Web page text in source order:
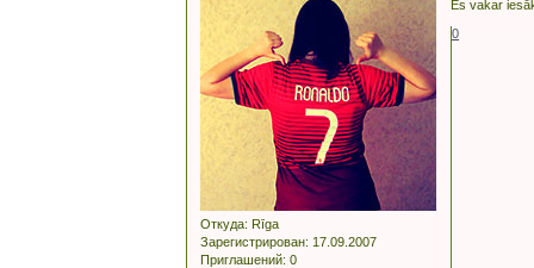
Откуда: Rīga
Зарегистрирован: 17.09.2007
Приглашений: 0
Es vakar
0